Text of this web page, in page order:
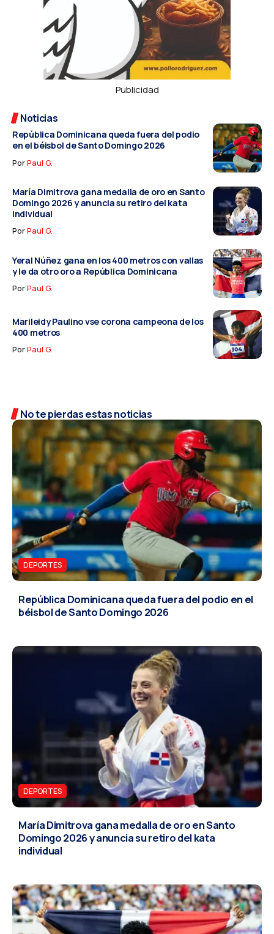
Publicidad
Noticias
República Dominicana queda fuera del podio
en el béisbol de Santo Domingo 2026
PorPaul G.
María Dimitrova gana medalla de oro en Santo
Domingo 2026 y anuncia su retiro del kata
individual
PorPaul G.
Yeral Núñez gana en los 400 metros con vallas
y le da otro oro a República Dominicana
PorPaul G.
Marileidy Paulino vse corona campeona de los
400 metros
PorPaul G.
No te pierdas estas noticias
DEPORTES
República Dominicana queda fuera del podio en el
béisbol de Santo Domingo 2026
DEPORTES
María Dimitrova gana medalla de oro en Santo
Domingo 2026 y anuncia su retiro del kata
individual